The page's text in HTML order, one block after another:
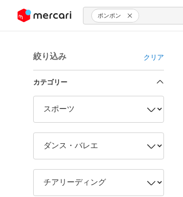
ツにスキップ ポンポン
絞り込み クリア
カテゴリー